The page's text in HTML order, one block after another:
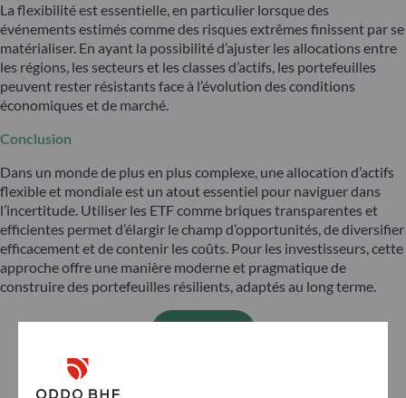
La flexibilité est essentielle, en particulier lorsque des
événements estimés comme des risques extrêmes finissent par se
matérialiser. En ayant la possibilité d’ajuster les allocations entre
les régions, les secteurs et les classes d’actifs, les portefeuilles
peuvent rester résistants face à l’évolution des conditions
économiques et de marché.
Conclusion
Dans un monde de plus en plus complexe, une allocation d’actifs
flexible et mondiale est un atout essentiel pour naviguer dans
l’incertitude. Utiliser les ETF comme briques transparentes et
efficientes permet d’élargir le champ d’opportunités, de diversifier
efficacement et de contenir les coûts. Pour les investisseurs, cette
approche offre une manière moderne et pragmatique de
construire des portefeuilles résilients, adaptés au long terme.